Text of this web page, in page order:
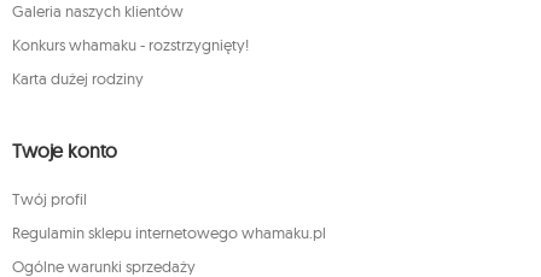
Galeria naszych klientów
Konkurs whamaku - rozstrzygnięty!
Karta dużej rodziny
Twoje konto
Twój profil
Regulamin sklepu internetowego whamaku.pl
Ogólne warunki sprzedaży